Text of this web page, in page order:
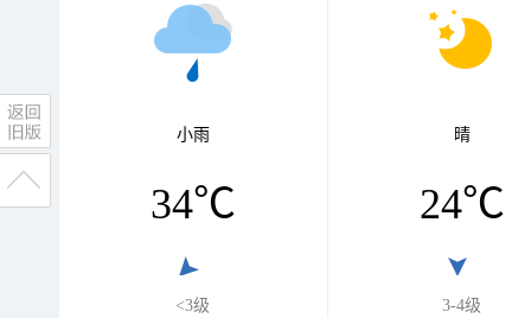
小雨
34℃
<3级
晴
24℃
3-4级